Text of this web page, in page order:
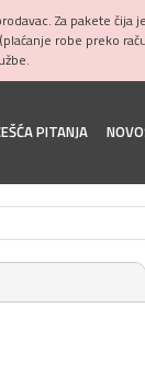
Za pakete čija
(plaćanje robe preko
PITANJA